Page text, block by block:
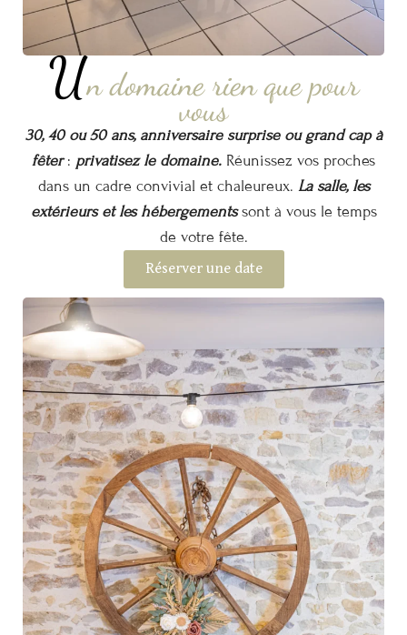
Un domaine rien que pour
vous
30, 40 ou 50 ans, anniversaire surprise ou grand cap à
fêter : privatisez le domaine. Réunissez vos proches
dans un cadre convivial et chaleureux. La salle, les
extérieurs et les hébergements sont à vous le temps
de votre fête.
Réserver une date